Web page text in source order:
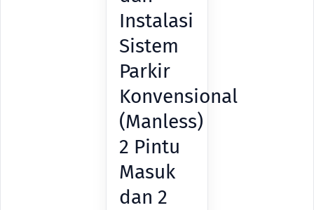
Instalasi
Sistem
Parkir
Konvensional
(Manless)
2 Pintu
Masuk
dan 2